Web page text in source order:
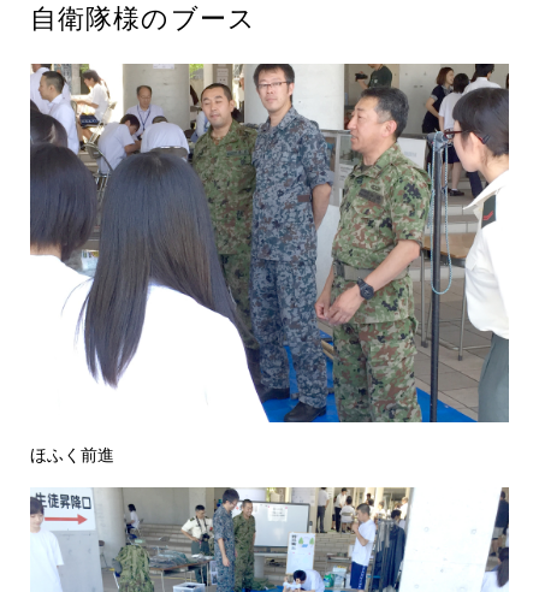
自衛隊様のブース
ほふく前進